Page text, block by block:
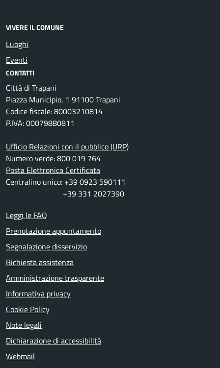
VIVERE IL COMUNE
Luoghi
Eventi
CONTATTI
Città di Trapani
Piazza Municipio, 1 91100 Trapani
Codice fiscale: 80003210814
P.IVA: 00079880811
Ufficio Relazioni con il pubblico (URP)
Numero verde: 800 019 764
Posta Elettronica Certificata
Centralino unico: +39 0923 590111
+39 331 2027390
Leggi le FAQ
Prenotazione appuntamento
Segnalazione disservizio
Richiesta assistenza
Amministrazione trasparente
Informativa privacy
Cookie Policy
Note legali
Dichiarazione di accessibilità
Webmail